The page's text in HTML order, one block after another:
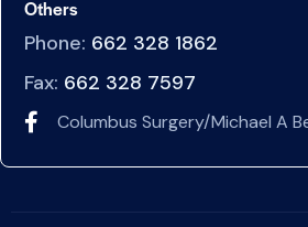
Others
Phone: 662 328 1862
Fax: 662 328 7597
Columbus Surgery/Michael A